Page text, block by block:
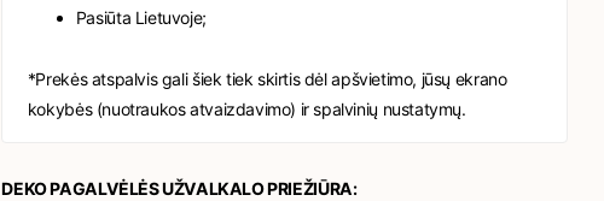
Pasiūta Lietuvoje;
*Prekės atspalvis gali šiek tiek skirtis dėl apšvietimo, jūsų ekrano
kokybės (nuotraukos atvaizdavimo) ir spalvinių nustatymų.
DEKO PAGALVĖLĖS UŽVALKALO PRIEŽIŪRA: